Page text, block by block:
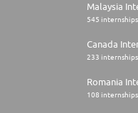
Malaysia
545 internships
Canada
233 internships
Romania
108 internships